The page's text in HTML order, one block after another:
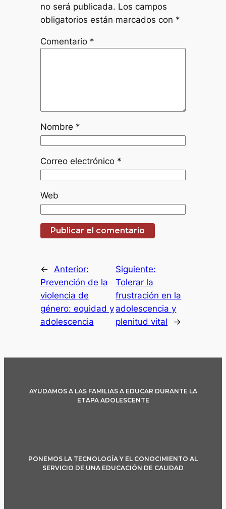
no será publicada. Los campos
obligatorios están marcados con *
Comentario *
Nombre *
Correo electrónico *
Web
←
Anterior:
Prevención de la
violencia de
género: equidad y
adolescencia
Siguiente:
Tolerar la
frustración en la
adolescencia y
plenitud vital
→
AYUDAMOS A LAS FAMILIAS A EDUCAR DURANTE LA
ETAPA ADOLESCENTE
PONEMOS LA TECNOLOGÍA Y EL CONOCIMIENTO AL
SERVICIO DE UNA EDUCACIÓN DE CALIDAD